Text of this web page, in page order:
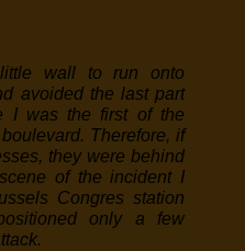
wall to run onto
avoided the last part
I was the first of the
Therefore, if
they were behind
of the incident I
Congres station
only a few